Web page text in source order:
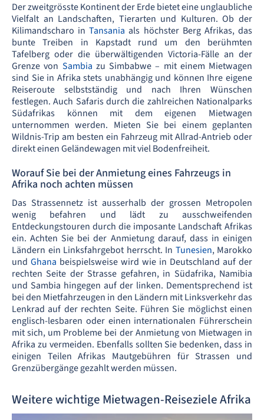
Der zweitgrösste Kontinent der Erde bietet eine unglaubliche
Vielfalt an Landschaften, Tierarten und Kulturen. Ob der
Kilimandscharo inTansania als höchster Berg Afrikas, das
bunte Treiben in Kapstadt rund um den berühmten
Tafelberg oder die überwältigenden Victoria-Fälle an der
Grenze von Sambia zu Simbabwe – mit einem Mietwagen
sind Sie in Afrika stets unabhängig und können Ihre eigene
Reiseroute selbstständig und nach Ihren Wünschen
festlegen. Auch Safaris durch die zahlreichen Nationalparks
Südafrikas können mit dem eigenen Mietwagen
unternommen werden. Mieten Sie bei einem geplanten
Wildnis-Trip am besten ein Fahrzeug mit Allrad-Antrieb oder
direkt einen Geländewagen mit viel Bodenfreiheit.
Worauf Sie bei der Anmietung eines Fahrzeugs in
Afrika noch achten müssen
Das Strassennetz ist ausserhalb der grossen Metropolen
wenig befahren und lädt zu ausschweifenden
Entdeckungstouren durch die imposante Landschaft Afrikas
ein. Achten Sie bei der Anmietung darauf, dass in einigen
Ländern ein Linksfahrgebot herrscht. In Tunesien, Marokko
und Ghana beispielsweise wird wie in Deutschland auf der
rechten Seite der Strasse gefahren, in Südafrika, Namibia
und Sambia hingegen auf der linken. Dementsprechend ist
bei den Mietfahrzeugen in den Ländern mit Linksverkehr das
Lenkrad auf der rechten Seite. Führen Sie möglichst einen
englisch-lesbaren oder einen internationalen Führerschein
mit sich, um Probleme bei der Anmietung von Mietwagen in
Afrika zu vermeiden. Ebenfalls sollten Sie bedenken, dass in
einigen Teilen Afrikas Mautgebühren für Strassen und
Grenzübergänge gezahlt werden müssen.
Weitere wichtige Mietwagen-Reiseziele Afrika